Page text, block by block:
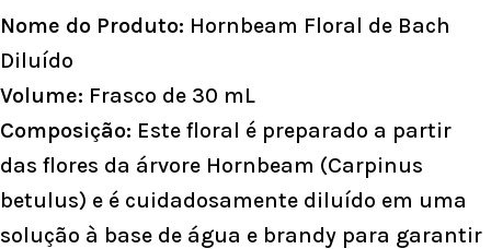
Nome do Produto: Hornbeam Floral de Bach
Diluído
Volume: Frasco de 30 mL
Composição: Este floral é preparado a partir
das flores da árvore Hornbeam (Carpinus
betulus) e é cuidadosamente diluído em uma
solução à base de água e brandy para garantir